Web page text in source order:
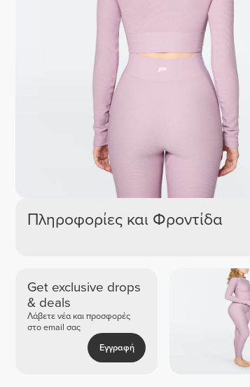
Πληροφορίες και Φροντίδα
Get exclusive drops
& deals
Λάβετε νέα και προσφορές
στο email σας
Εγγραφή